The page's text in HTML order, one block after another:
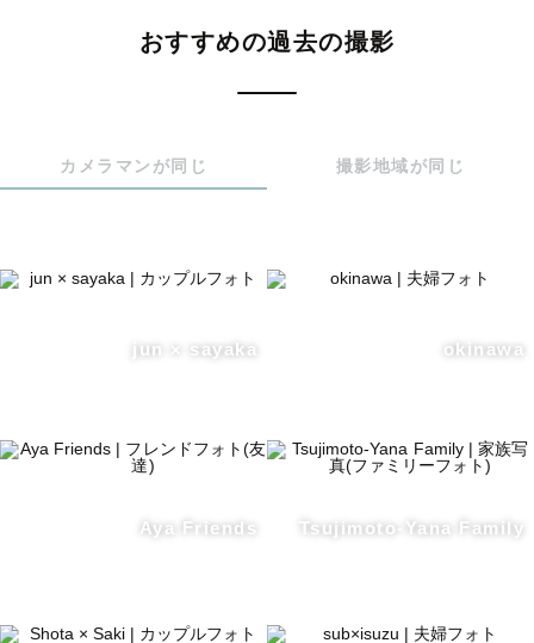
おすすめの過去の撮影
カメラマンが同じ 撮影地域が同じ
jun × sayaka okinawa
Aya Friends Tsujimoto-Yana Family